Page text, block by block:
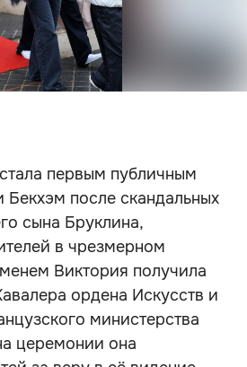
первым публичным
Бекхэм после скандальных
сына Бруклина,
в чрезмерном
Виктория получила
ордена Искусств и
министерства
церемонии она